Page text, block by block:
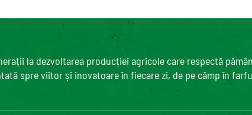
la dezvoltarea producției agricole care respectă
spre viitor și inovatoare în fiecare zi, de pe câmp în